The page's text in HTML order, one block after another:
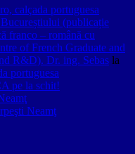
calçada portuguesa
(publicație
franco – română cu
of French Graduate and
R&D). Dr. ing. Sebas la
portuguesa
pe la schit!
Neamţ